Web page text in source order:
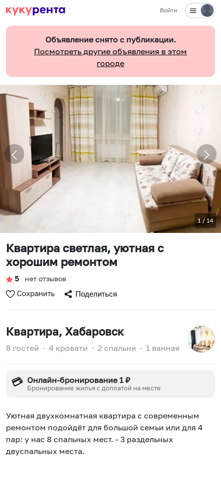
Войти
Объявление снято с публикации.
Посмотреть другие объявления в этом
городе
1 /14
Квартира светлая, уютная с
хорошим ремонтом
5 ∙ нет отзывов
Сохранить Поделиться
Квартира, Хабаровск
8 гостей ∙ 4 кровати ∙ 2 спальни ∙ 1 ванная
💳 Онлайн-бронирование 1 ₽
Бронирование жилья с доплатой на месте
Уютная двухкомнатная квартира с современным
ремонтом подойдёт для большой семьи или для 4
пар: у нас 8 спальных мест. - 3 раздельных
двуспальных места.